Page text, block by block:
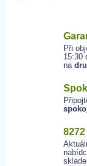
Při
15:30
na
8272